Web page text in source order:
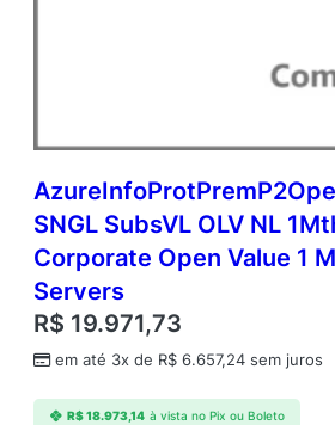
SNGL SubsVL OLV NL
Corporate Open Value 1
Servers
R$ 19.971,73
em até 3x de R$ 6.657,24 sem juros
R$18.973,14 à vista no Pix ou Boleto